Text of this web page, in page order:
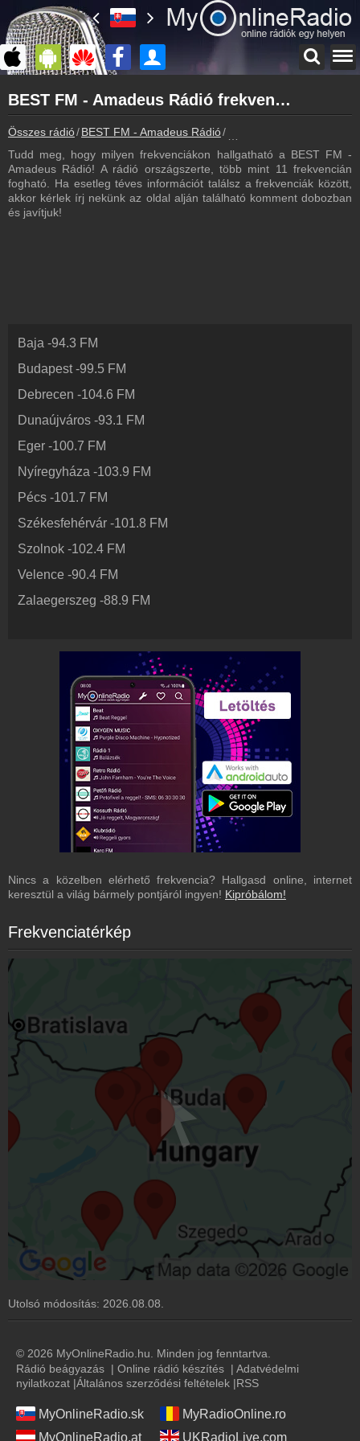
myonlineradio.hu
BEST FM - Amadeus Rádió
Vissza a BEST FM - Amadeus Rádió oldalára
Bejelentkezés
Hozz létre saját fiókot!
Most szól
Partnerek
Rádiós partnerek
Rádió beágyazás
Ágyazd be weboldaladba
Online rádió készítés
BEST FM - Amadeus Rádió frekvencia - BEST FM - Amadeus Rádió frekvenciák
Összes rádió BEST FM - Amadeus Rádió
Tudd meg, hogy milyen frekvenciákon hallgatható a BEST FM -
Amadeus Rádió! A rádió országszerte, több mint 11 frekvencián
fogható. Ha esetleg téves információt találsz a frekvenciák között,
akkor kérlek írj nekünk az oldal alján található komment dobozban
és javítjuk!
Baja -94.3 FM
Budapest-99.5 FM
Debrecen -104.6 FM
Dunaújváros -93.1 FM
Eger -100.7 FM
Nyíregyháza -103.9 FM
Pécs -101.7 FM
Székesfehérvár -101.8 FM
Szolnok -102.4 FM
Velence -90.4 FM
Zalaegerszeg -88.9 FM
Nincs a közelben elérhető frekvencia? Hallgasd online, internet
keresztül a világ bármely pontjáról ingyen! Kipróbálom!
Frekvenciatérkép
Utolsó módosítás: 2026.08.08.
© 2026 MyOnlineRadio.hu. Minden jog fenntartva.
Rádió beágyazás | Online rádió készítés | Adatvédelmi
nyilatkozat |Általános szerződési feltételek |RSS
MyOnlineRadio.sk
MyRadioOnline.ro
MyOnlineRadio.at
UKRadioLive.com